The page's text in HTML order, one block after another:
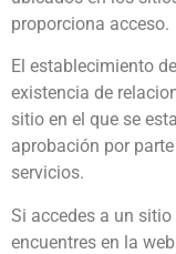
proporciona acceso.
El establecimiento
existencia de
sitio en el que se
aprobación por
servicios.
Si accedes a un
encuentres en la